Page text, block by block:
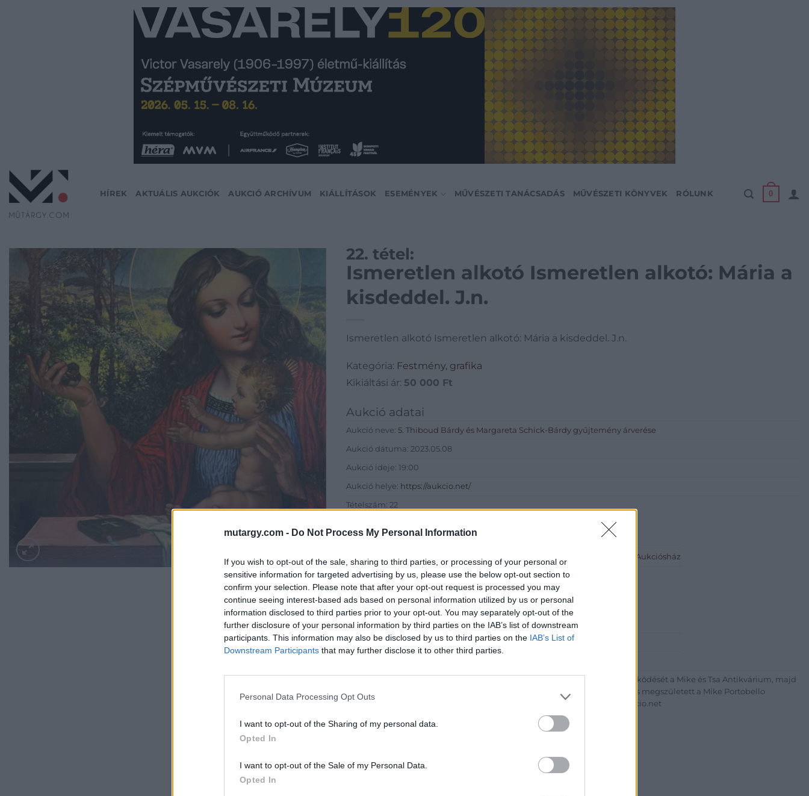
mutargy.com - Do Not Process My Personal Information
If you wish to opt-out of the sale, sharing to third parties, or processing of your personal or
sensitive information for targeted advertising by us, please use the below opt-out section to
confirm your selection. Please note that after your opt-out request is processed you may
continue seeing interest-based ads based on personal information utilized by us or personal
information disclosed to third parties prior to your opt-out. You may separately opt-out of the
further disclosure of your personal information by third parties on the IAB’s list of downstream
participants. This information may also be disclosed by us to third parties on the IAB’s List of
Downstream Participants that may further disclose it to other third parties.
Personal Data Processing Opt Outs
I want to opt-out of the Sharing of my personal data.
Opted In
I want to opt-out of the Sale of my Personal Data.
Opted In
HÍREK AKTUÁLIS AUKCIÓK AUKCIÓ ARCHÍVUM KIÁLLÍTÁSOK ESEMÉNYEK MŰVÉSZETI TANÁCSADÁS MŰVÉSZETI KÖNYVEK RÓLUNK 0
22. tétel:
Ismeretlen alkotó Ismeretlen alkotó: Mária a
kisdeddel. J.n.
Ismeretlen alkotó Ismeretlen alkotó: Mária a kisdeddel. J.n.
Kategória: Festmény, grafika
Kikiáltási ár: 50 000 Ft
Aukció adatai
Aukció neve: 5. Thiboud Bárdy és Margareta Schick-Bárdy gyűjtemény árverése
Aukció dátuma: 2023.05.08
Aukció ideje: 19:00
Aukció helye: https://aukcio.net/
Tételszám: 22
Eladó adatai
Aukcio.net - Mike Portobello Aukciósház
Cím: Vízkeleti Lívia
Mipo Kft
Budapest
+36703805044
1053
Telefon: +36703805044
Bemutatkozás: Immár közel 30 éve, hogy a Múzeum körúton elkezdte működését a Mike és Tsa Antikvárium, majd
2010-ben a Portobello aukciósház kiegészítette az addigi tevékenységét és megszületett a Mike Portobello
Aukciósház. 2022-től saját oldalunkon bonyolítjuk árverésünket. www.aukcio.net
GALÉRIA TOVÁBBI MŰTÁRGYAI